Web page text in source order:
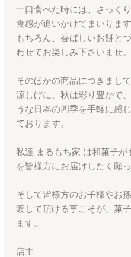
一口食べた時には、さっく
食感が追いかけてまいります
もちろん、香ばしいお餅と
わせてお楽しみ下さいませ。
そのほかの商品につきまし
涼しげに、秋は彩り豊かで
うな日本の四季を手軽に感
ております。
私達 まるもち家 は和菓子
を皆様方にお届けしたく願
そして皆様方のお子様やお
渡して頂ける事こそが、菓
ます。
店主